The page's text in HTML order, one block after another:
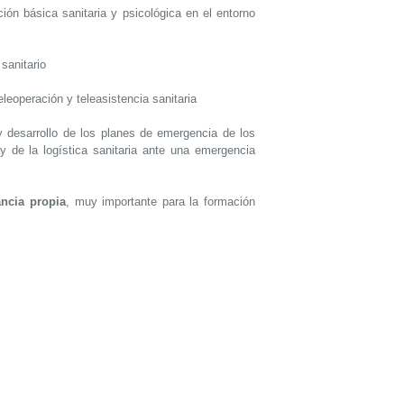
básica sanitaria y psicológica en el entorno
y teleasistencia sanitaria
desarrollo de los planes de emergencia de los
de la logística sanitaria ante una emergencia
propia, muy importante para la formación